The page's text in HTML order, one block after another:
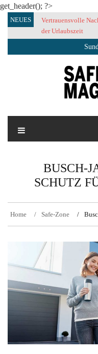
get_header(); ?>
SkipNEUES
Vertrauensvolle
der Urlaubszeit
SAFE
BUSCH-
SCHUTZ
Home Safe-Zone